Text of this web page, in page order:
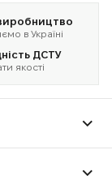
в Україні
ДСТУ
якості